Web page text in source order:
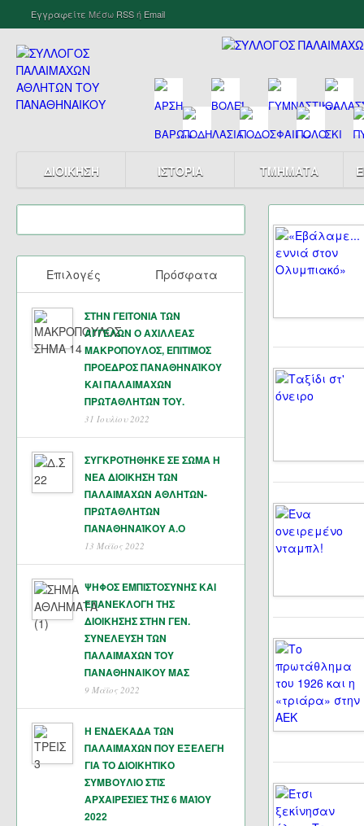
Εγγραφείτε Μέσω RSSή Email
ΔΙΟΙΚΗΣΗ ΙΣΤΟΡΙΑ ΤΜΗΜΑΤΑ
Επιλογές Πρόσφατα
ΣΤΗΝ ΓΕΙΤΟΝΙΑ ΤΩΝ
ΑΓΓΕΛΩΝ Ο ΑΧΙΛΛΕΑΣ
ΜΑΚΡΟΠΟΥΛΟΣ, ΕΠΙΤΙΜΟΣ
ΠΡΟΕΔΡΟΣ ΠΑΝΑΘΗΝΑΪΚΟΥ
ΚΑΙ ΠΑΛΑΙΜΑΧΩΝ
ΠΡΩΤΑΘΛΗΤΏΝ ΤΟΥ.
31 Ιουλίου 2022
ΣΥΓΚΡΟΤΗΘΗΚΕ ΣΕ ΣΩΜΑ Η
ΝΕΑ ΔΙΟΙΚΗΣΗ ΤΩΝ
ΠΑΛΑΙΜΑΧΩΝ ΑΘΛΗΤΩΝ-
ΠΡΩΤΑΘΛΗΤΩΝ
ΠΑΝΑΘΗΝΑΊΚΟΥ Α.Ο
13 Μάϊος 2022
ΨΗΦΟΣ ΕΜΠΙΣΤΟΣΥΝΗΣ ΚΑΙ
ΕΠΑΝΕΚΛΟΓΗ ΤΗΣ
ΔΙΟΙΚΗΣΗΣ ΣΤΗΝ ΓΕΝ.
ΣΥΝΕΛΕΥΣΗ ΤΩΝ
ΠΑΛΑΙΜΑΧΩΝ ΤΟΥ
ΠΑΝΑΘΗΝΑΙΚΟΥ ΜΑΣ
9 Μάϊος 2022
Η ΕΝΔΕΚΑΔΑ ΤΩΝ
ΠΑΛΑΙΜΑΧΩΝ ΠΟΥ ΕΞΕΛΕΓΗ
ΓΙΑ ΤΟ ΔΙΟΙΚΗΤΙΚΟ
ΣΥΜΒΟΥΛΙΟ ΣΤΙΣ
ΑΡΧΑΙΡΕΣΙΕΣ ΤΗΣ 6 ΜΑΊΟΥ
2022